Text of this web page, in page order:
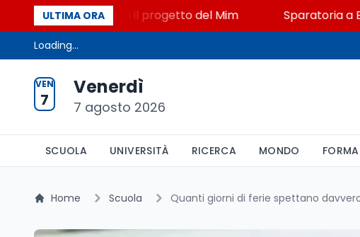
ULTIMA ORA
a Lerici con il progetto del Mim Sparatoria a
Loading...
VEN
7
Venerdì
7 agosto 2026
SCUOLA UNIVERSITÀ RICERCA MONDO
Home Scuola